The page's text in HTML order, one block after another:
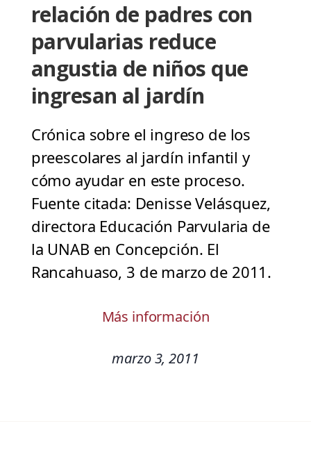
relación de padres con
parvularias reduce
angustia de niños que
ingresan al jardín
Crónica sobre el ingreso de los
preescolares al jardín infantil y
cómo ayudar en este proceso.
Fuente citada: Denisse Velásquez,
directora Educación Parvularia de
la UNAB en Concepción. El
Rancahuaso, 3 de marzo de 2011.
Más información
marzo 3, 2011